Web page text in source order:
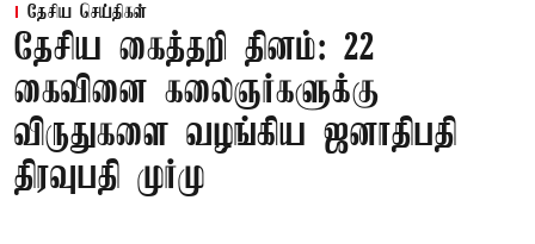
தேசிய செய்திகள்
தேசிய கைத்தறி தினம்: 22
கைவினை கலைஞர்களுக்கு
விருதுகளை வழங்கிய ஜனாதிபதி
திரவுபதி முர்மு